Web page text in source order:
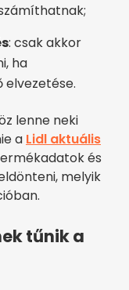
: csak akkor
ha
elvezetése.
lenne neki
a Lidl aktuális
és
melyik
tűnik a